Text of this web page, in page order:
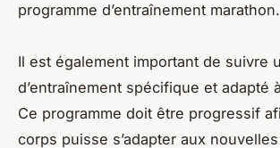
programme d’entraînement marathon.
Il est également important de suivre
d’entraînement spécifique et adapté
Ce programme doit être progressif
corps puisse s’adapter aux